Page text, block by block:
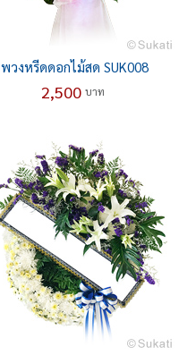
พวงหรีดดอกไม้สด SUK008
2,500บาท